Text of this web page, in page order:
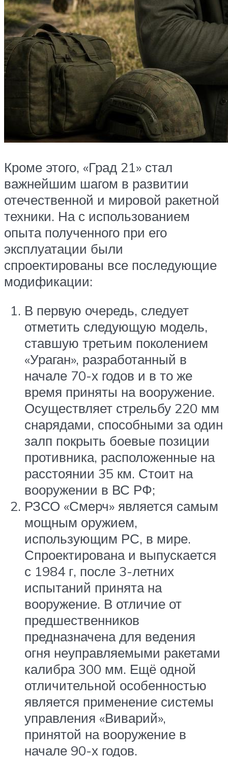
Кроме этого, «Град 21» стал
важнейшим шагом в развитии
отечественной и мировой ракетной
техники. На с использованием
опыта полученного при его
эксплуатации были
спроектированы все последующие
модификации:
В первую очередь, следует
отметить следующую модель,
ставшую третьим поколением
«Ураган», разработанный в
начале 70-х годов и в то же
время приняты на вооружение.
Осуществляет стрельбу 220 мм
снарядами, способными за один
залп покрыть боевые позиции
противника, расположенные на
расстоянии 35 км. Стоит на
вооружении в ВС РФ;
РЗСО «Смерч» является самым
мощным оружием,
использующим РС, в мире.
Спроектирована и выпускается
с 1984 г, после 3-летних
испытаний принята на
вооружение. В отличие от
предшественников
предназначена для ведения
огня неуправляемыми ракетами
калибра 300 мм. Ещё одной
отличительной особенностью
является применение системы
управления «Виварий»,
принятой на вооружение в
начале 90-х годов.